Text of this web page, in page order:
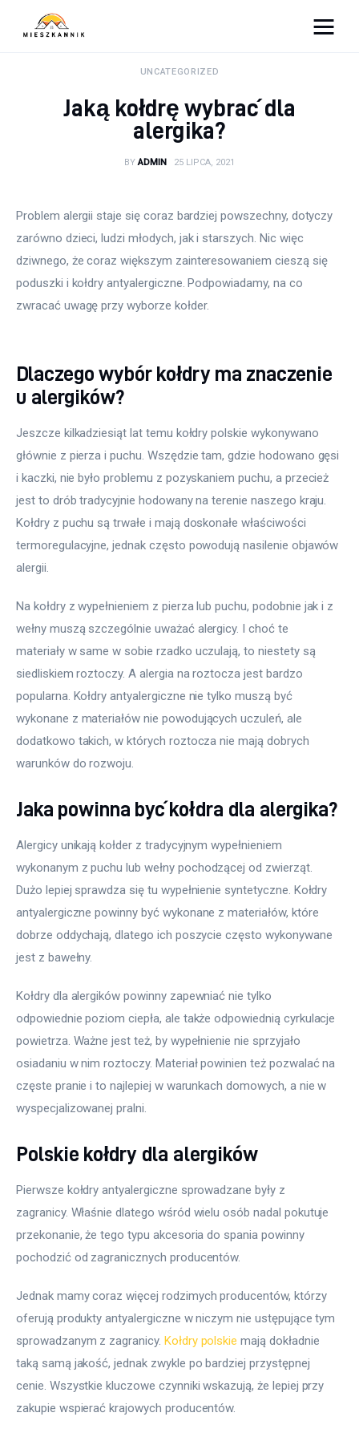
Sypialnia
Ogród
Salon
UNCATEGORIZED
Jaką kołdrę wybrać dla
alergika?
BY ADMIN 25 LIPCA, 2021
Problem alergii staje się coraz bardziej powszechny, dotyczy
zarówno dzieci, ludzi młodych, jak i starszych. Nic więc
dziwnego, że coraz większym zainteresowaniem cieszą się
poduszki i kołdry antyalergiczne. Podpowiadamy, na co
zwracać uwagę przy wyborze kołder.
Dlaczego wybór kołdry ma znaczenie
u alergików?
Jeszcze kilkadziesiąt lat temu kołdry polskie wykonywano
głównie z pierza i puchu. Wszędzie tam, gdzie hodowano gęsi
i kaczki, nie było problemu z pozyskaniem puchu, a przecież
jest to drób tradycyjnie hodowany na terenie naszego kraju.
Kołdry z puchu są trwałe i mają doskonałe właściwości
termoregulacyjne, jednak często powodują nasilenie objawów
alergii.
Na kołdry z wypełnieniem z pierza lub puchu, podobnie jak i z
wełny muszą szczególnie uważać alergicy. I choć te
materiały w same w sobie rzadko uczulają, to niestety są
siedliskiem roztoczy. A alergia na roztocza jest bardzo
popularna. Kołdry antyalergiczne nie tylko muszą być
wykonane z materiałów nie powodujących uczuleń, ale
dodatkowo takich, w których roztocza nie mają dobrych
warunków do rozwoju.
Jaka powinna być kołdra dla alergika?
Alergicy unikają kołder z tradycyjnym wypełnieniem
wykonanym z puchu lub wełny pochodzącej od zwierząt.
Dużo lepiej sprawdza się tu wypełnienie syntetyczne. Kołdry
antyalergiczne powinny być wykonane z materiałów, które
dobrze oddychają, dlatego ich poszycie często wykonywane
jest z bawełny.
Kołdry dla alergików powinny zapewniać nie tylko
odpowiednie poziom ciepła, ale także odpowiednią cyrkulacje
powietrza. Ważne jest też, by wypełnienie nie sprzyjało
osiadaniu w nim roztoczy. Materiał powinien też pozwalać na
częste pranie i to najlepiej w warunkach domowych, a nie w
wyspecjalizowanej pralni.
Polskie kołdry dla alergików
Pierwsze kołdry antyalergiczne sprowadzane były z
zagranicy. Właśnie dlatego wśród wielu osób nadal pokutuje
przekonanie, że tego typu akcesoria do spania powinny
pochodzić od zagranicznych producentów.
Jednak mamy coraz więcej rodzimych producentów, którzy
oferują produkty antyalergiczne w niczym nie ustępujące tym
sprowadzanym z zagranicy. Kołdry polskie mają dokładnie
taką samą jakość, jednak zwykle po bardziej przystępnej
cenie. Wszystkie kluczowe czynniki wskazują, że lepiej przy
zakupie wspierać krajowych producentów.